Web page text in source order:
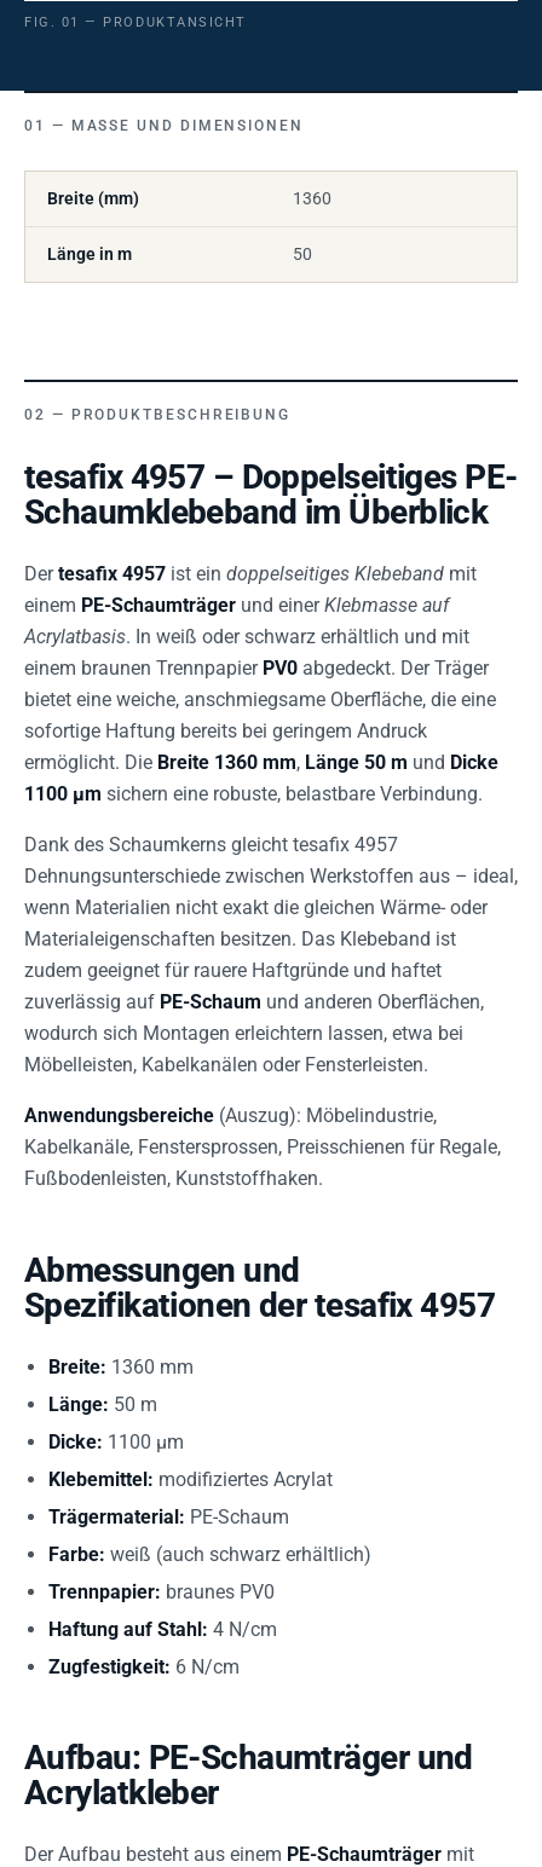
FIG. 01 — PRODUKTANSICHT
MASSE UND DIMENSIONEN
Breite (mm) 1360
Länge in m 50
PRODUKTBESCHREIBUNG
tesafix 4957 – Doppelseitiges PE-
Schaumklebeband im Überblick
Dertesafix 4957 ist ein doppelseitiges Klebeband mit
einem PE-Schaumträger und einerKlebmasse auf
Acrylatbasis. In weiß oder schwarz erhältlich und mit
einem braunen Trennpapier PV0 abgedeckt. Der Träger
bietet eine weiche, anschmiegsame Oberfläche, die eine
sofortige Haftung bereits bei geringem Andruck
ermöglicht. Die Breite 1360 mm, Länge 50 m und Dicke
1100 µm sichern eine robuste, belastbare Verbindung.
Dank des Schaumkerns gleicht tesafix 4957
Dehnungsunterschiede zwischen Werkstoffen aus – ideal,
wenn Materialien nicht exakt die gleichen Wärme- oder
Materialeigenschaften besitzen. Das Klebeband ist
zudem geeignet für rauere Haftgründe und haftet
zuverlässig auf PE-Schaum und anderen Oberflächen,
wodurch sich Montagen erleichtern lassen, etwa bei
Möbelleisten, Kabelkanälen oder Fensterleisten.
Anwendungsbereiche (Auszug): Möbelindustrie,
Kabelkanäle, Fenstersprossen, Preisschienen für Regale,
Fußbodenleisten, Kunststoffhaken.
Abmessungen und
Spezifikationen der tesafix 4957
Breite: 1360 mm
Länge: 50 m
Dicke: 1100 µm
Klebemittel: modifiziertes Acrylat
Trägermaterial: PE-Schaum
Farbe: weiß (auch schwarz erhältlich)
Trennpapier: braunes PV0
Haftung auf Stahl: 4 N/cm
Zugfestigkeit: 6 N/cm
Aufbau: PE-Schaumträger und
Acrylatkleber
Der Aufbau besteht aus einem PE-Schaumträger mit